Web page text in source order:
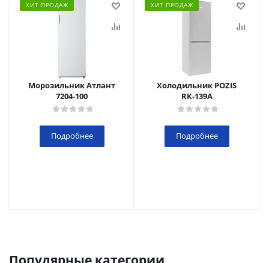
ХИТ ПРОДАЖ
Морозильник Атлант
7204-100
Подробнее
ХИТ ПРОДАЖ
Холодильник POZIS
RК-139А
Подробнее